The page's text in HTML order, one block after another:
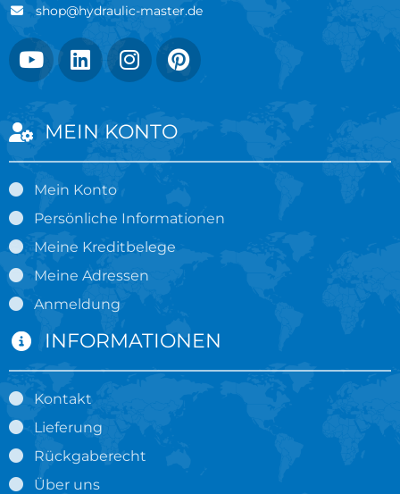
shop@hydraulic-master.de
MEIN KONTO
Mein Konto
Persönliche Informationen
Meine Kreditbelege
Meine Adressen
Anmeldung
INFORMATIONEN
Kontakt
Lieferung
Rückgaberecht
Über uns